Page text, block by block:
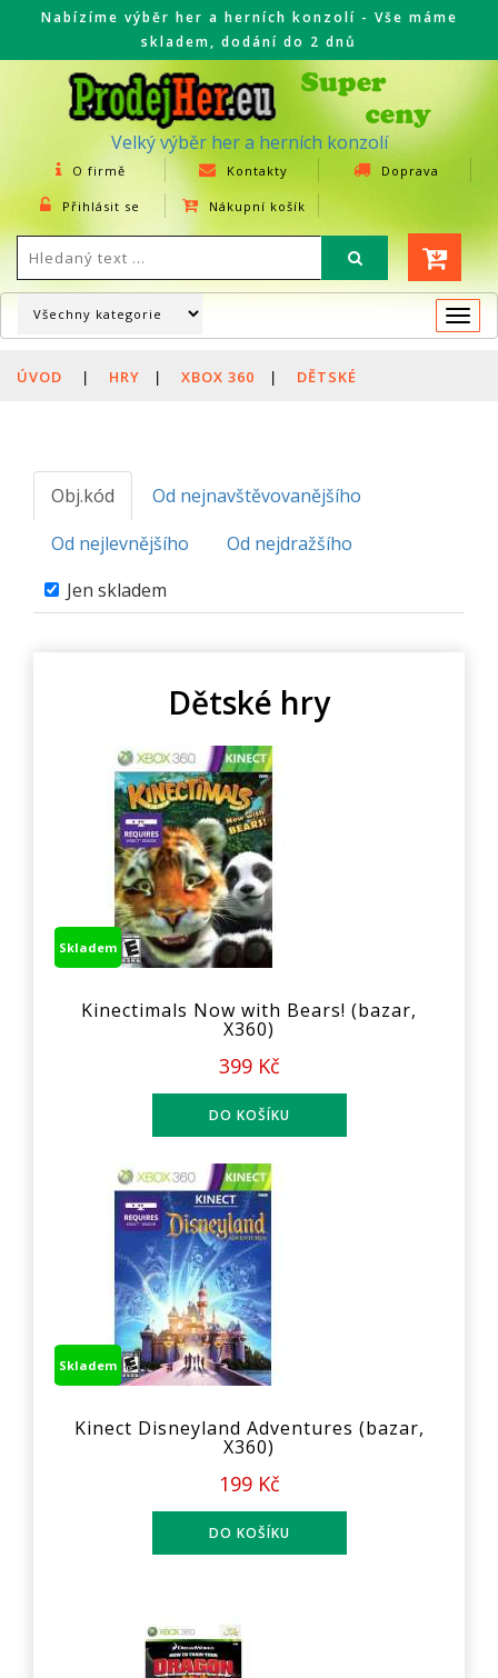
Nabízíme výběr her a herních konzolí - Vše máme
skladem, dodání do 2 dnů
Velký výběr her a herních konzolí
O firmě Kontakty Doprava
Přihlásit se Nákupní košík
ÚVOD | HRY | XBOX 360 | DĚTSKÉ
Obj.kód
Od nejnavštěvovanějšího
Od nejlevnějšího
Od nejdražšího
Jen skladem
Dětské hry
Skladem
Kinectimals Now with Bears! (bazar,
X360)
399 Kč
Skladem
Kinect Disneyland Adventures (bazar,
X360)
199 Kč